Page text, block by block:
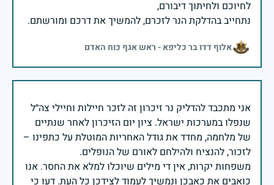
נתחייב בהדלקת הנר לזכרם, להמשיך את דרכם ומורשתם.
אלוף דדו בר כליפא - ראש אגף כוח האדם
אני מתכבד להדליק נר זיכרון זה לזכר חיילות וחיילי צה״ל
שנפלו במערכות ישראל. ציון יום הזיכרון לאחר שנתיים
של מלחמה, מחדד את גודל האחריות המוטלת על כתפינו –
משפחות יקרות, אין די מילים שיוכלו למלא את החסר. אנו
כואבים את כאבכן ונמשיך לעמוד לצידכן כל העת. דעו כי